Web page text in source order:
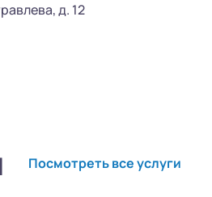
д. 12
Посмотреть все услуги